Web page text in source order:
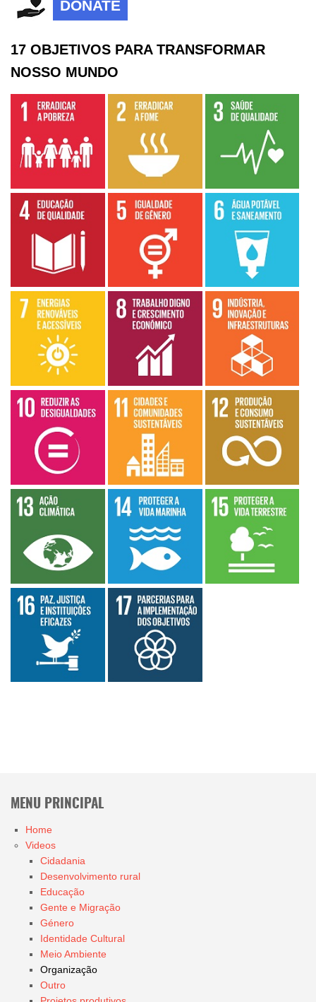
DONATE
17 OBJETIVOS PARA TRANSFORMAR
NOSSO MUNDO
MENU PRINCIPAL
Home
Videos
Cidadania
Desenvolvimento rural
Educação
Gente e Migração
Género
Identidade Cultural
Meio Ambiente
Organização
Outro